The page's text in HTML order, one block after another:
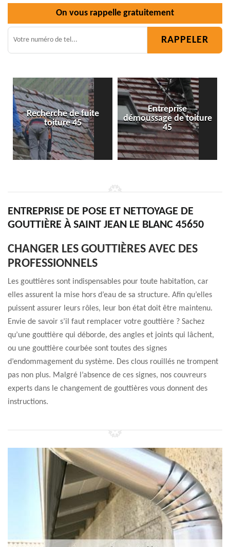
On vous rappelle gratuitement
fuite
Entreprise
démoussage de toiture
45
Isolation toiture
ENTREPRISE DE POSE ET NETTOYAGE DE
GOUTTIÈRE À SAINT JEAN LE BLANC 45650
CHANGER LES GOUTTIÈRES AVEC DES
PROFESSIONNELS
Les gouttières sont indispensables pour toute habitation, car
elles assurent la mise hors d’eau de sa structure. Afin qu’elles
puissent assurer leurs rôles, leur bon état doit être maintenu.
Envie de savoir s’il faut remplacer votre gouttière ? Sachez
qu’une gouttière qui déborde, des angles et joints qui lâchent,
ou une gouttière courbée sont toutes des signes
d’endommagement du système. Des clous rouillés ne trompent
pas non plus. Malgré l’absence de ces signes, nos couvreurs
experts dans le changement de gouttières vous donnent des
instructions.